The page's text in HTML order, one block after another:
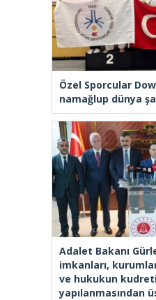
Özel Sporcular
namağlup dünya
Adalet Bakanı
imkanları,
ve hukukun
yapılanmasından